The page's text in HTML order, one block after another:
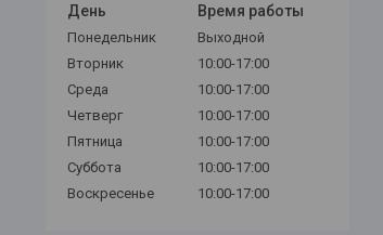
День
Время работы
Понедельник
Выходной
Вторник
10:00-17:00
Среда
10:00-17:00
Четверг
10:00-17:00
Пятница
10:00-17:00
Суббота
10:00-17:00
Воскресенье
10:00-17:00